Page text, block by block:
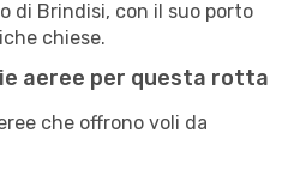
di Brindisi, con il suo porto
chiese.
aeree per questa rotta
che offrono voli da